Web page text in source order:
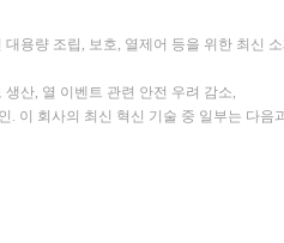
용량 조립, 보호, 열제어 등을 위한 최신
산, 열 이벤트 관련 안전 우려 감소,
이 회사의 최신 혁신 기술 중 일부는 다음